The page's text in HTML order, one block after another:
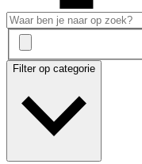
Filter op categorie